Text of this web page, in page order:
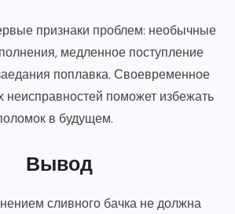
признаки проблем: необычные
медленное поступление
поплавка. Своевременное
неисправностей поможет избежать
в будущем.
Вывод
сливного бачка не должна